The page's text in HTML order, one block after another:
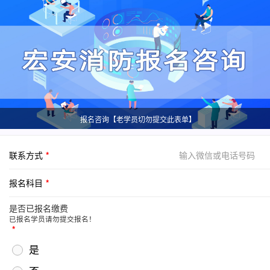
报名咨询【老学员切勿提交此表单】
联系方式
报名科目
是否已报名缴费
已报名学员请勿提交报名！
是